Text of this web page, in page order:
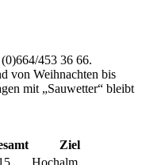
453 36 66.
von Weihnachten bis
mit „Sauwetter“ bleibt
Ziel
Hochalm